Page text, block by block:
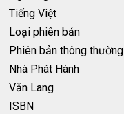
Tiếng Việt
Loại phiên bản
Phiên bản thông thường
Nhà Phát Hành
Văn Lang
ISBN